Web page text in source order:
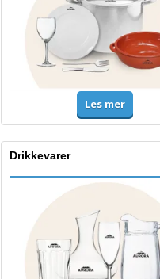
Les mer
Drikkevarer